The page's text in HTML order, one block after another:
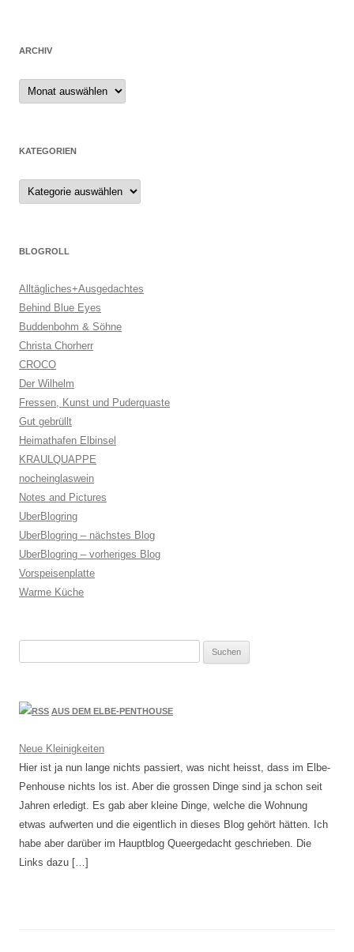
ARCHIV
Archiv
KATEGORIEN
Kategorien
BLOGROLL
Alltägliches+Ausgedachtes
Behind Blue Eyes
Buddenbohm & Söhne
Christa Chorherr
CROCO
Der Wilhelm
Fressen, Kunst und Puderquaste
Gut gebrüllt
Heimathafen Elbinsel
KRAULQUAPPE
nocheinglaswein
Notes and Pictures
UberBlogring
UberBlogring – nächstes Blog
UberBlogring – vorheriges Blog
Vorspeisenplatte
Warme Küche
AUS DEM ELBE-PENTHOUSE
Neue Kleinigkeiten
Hier ist ja nun lange nichts passiert, was nicht heisst, dass im Elbe-
Penhouse nichts los ist. Aber die grossen Dinge sind ja schon seit
Jahren erledigt. Es gab aber kleine Dinge, welche die Wohnung
etwas aufwerten und die eigentlich in dieses Blog gehört hätten. Ich
habe aber darüber im Hauptblog Queergedacht geschrieben. Die
Links dazu […]